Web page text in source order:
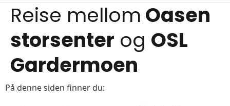
Reise mellom Oasen
storsenter og OSL
Gardermoen
På denne siden finner du: